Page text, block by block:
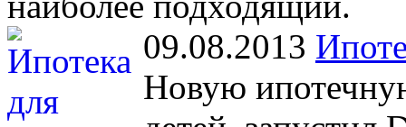
09.08.2013
Новую